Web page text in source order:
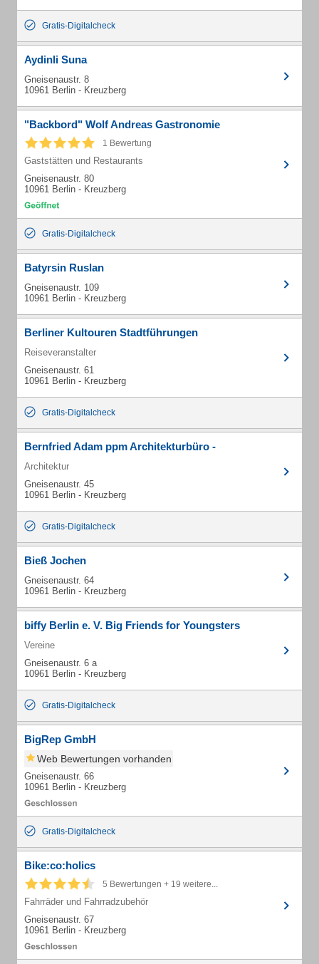
Gratis-Digitalcheck
Aydinli Suna
Gneisenaustr. 8
10961 Berlin - Kreuzberg
"Backbord" Wolf Andreas Gastronomie
1 Bewertung
Gaststätten und Restaurants
Gneisenaustr. 80
10961 Berlin - Kreuzberg
Gratis-Digitalcheck
Batyrsin Ruslan
Gneisenaustr. 109
10961 Berlin - Kreuzberg
Berliner Kultouren Stadtführungen
Reiseveranstalter
Gneisenaustr. 61
10961 Berlin - Kreuzberg
Gratis-Digitalcheck
Bernfried Adam ppm Architekturbüro -
Architektur
Gneisenaustr. 45
10961 Berlin - Kreuzberg
Gratis-Digitalcheck
Bieß Jochen
Gneisenaustr. 64
10961 Berlin - Kreuzberg
biffy Berlin e. V. Big Friends for Youngsters
Vereine
Gneisenaustr. 6 a
10961 Berlin - Kreuzberg
Gratis-Digitalcheck
BigRep GmbH
Web Bewertungen vorhanden
Gneisenaustr. 66
10961 Berlin - Kreuzberg
Gratis-Digitalcheck
Bike:co:holics
5 Bewertungen + 19 weitere...
Fahrräder und Fahrradzubehör
Gneisenaustr. 67
10961 Berlin - Kreuzberg